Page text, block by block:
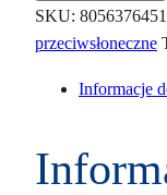
Laurent
SL
Dune
58
SKU:
przeciwsłoneczne
Informacje